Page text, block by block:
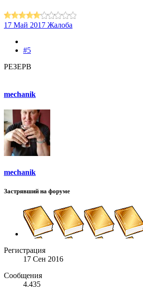
17 Май 2017 Жалоба
#5
РЕЗЕРВ
mechanik
mechanik
Застрявший на форуме
Регистрация
17 Сен 2016
Сообщения
4.435